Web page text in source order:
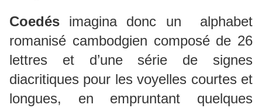
Coedés imagina donc un alphabet
romanisé cambodgien composé de 26
lettres et d’une série de signes
diacritiques pour les voyelles courtes et
longues, en empruntant quelques